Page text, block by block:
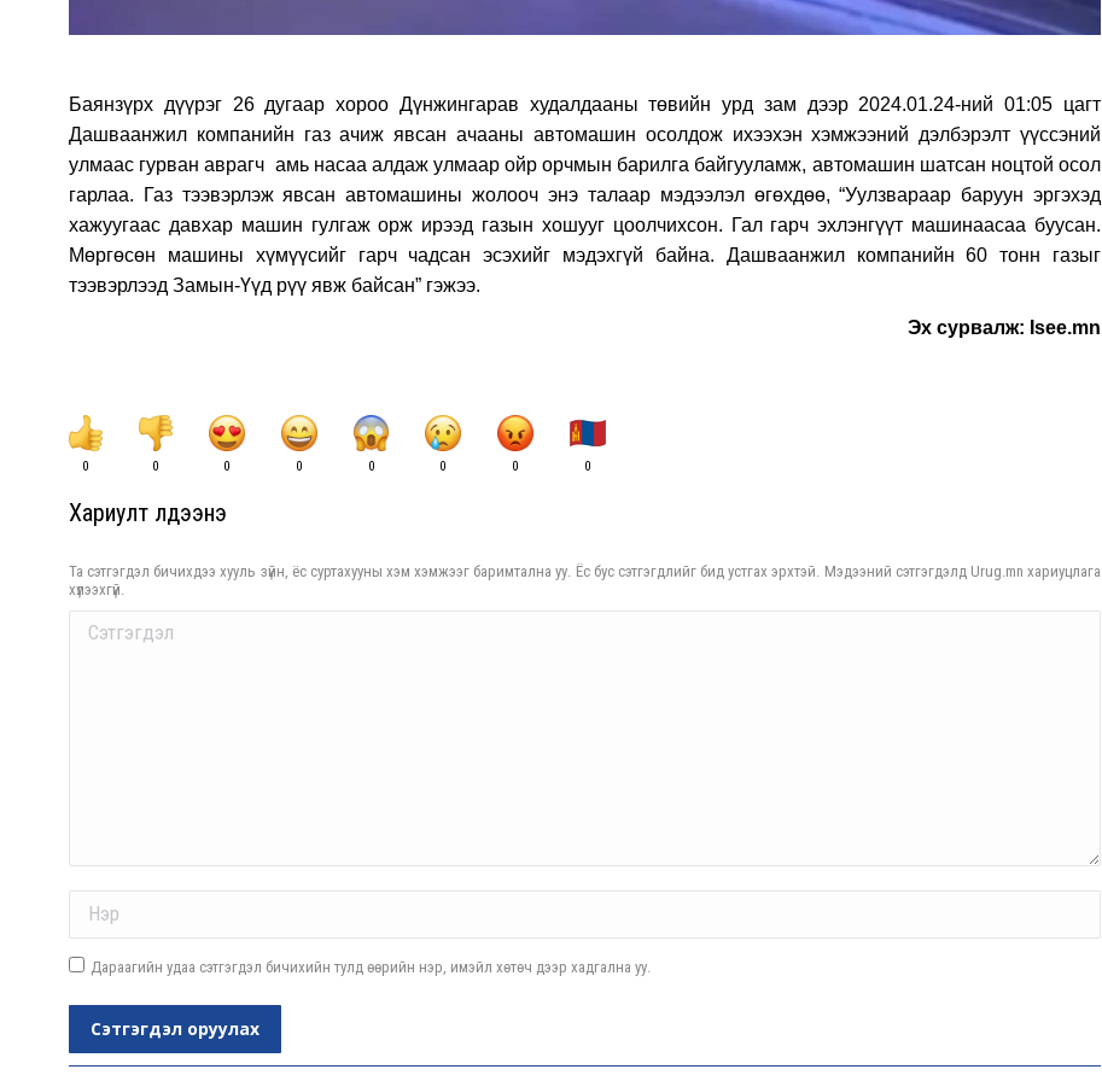
Баянзүрх дүүрэг 26 дугаар хороо Дүнжингарав худалдааны төвийн урд зам дээр 2024.01.24-ний 01:05 цагт
Дашваанжил компанийн газ ачиж явсан ачааны автомашин осолдож ихээхэн хэмжээний дэлбэрэлт үүссэний
улмаас гурван аврагч амь насаа алдаж улмаар ойр орчмын барилга байгууламж, автомашин шатсан ноцтой осол
гарлаа. Газ тээвэрлэж явсан автомашины жолооч энэ талаар мэдээлэл өгөхдөө, “Уулзвараар баруун эргэхэд
хажуугаас давхар машин гулгаж орж ирээд газын хошууг цоолчихсон. Гал гарч эхлэнгүүт машинаасаа буусан.
Мөргөсөн машины хүмүүсийг гарч чадсан эсэхийг мэдэхгүй байна. Дашваанжил компанийн 60 тонн газыг
тээвэрлээд Замын-Үүд рүү явж байсан” гэжээ.
Эх сурвалж: Isee.mn
0 0 0 0 0 0 0 0
Хариулт үлдээнэ үү
Та сэтгэгдэл бичихдээ хууль зүйн, ёс суртахууны хэм хэмжээг баримтална уу. Ёс бус сэтгэгдлийг бид устгах эрхтэй. Мэдээний сэтгэгдэлд Urug.mn хариуцлага
хүлээхгүй.
Comment
Дараагийн удаа сэтгэгдэл бичихийн тулд өөрийн нэр, имэйл хөтөч дээр хадгална уу.
Сэтгэгдэл оруулах